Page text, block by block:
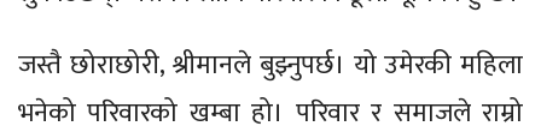
जस्तै छोराछोरी, श्रीमानले बुझ्नुपर्छ। यो उमेरकी महिला
भनेको परिवारको खम्बा हो। परिवार र समाजले राम्रो